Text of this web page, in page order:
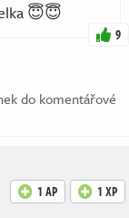
😇😇
9
do komentářové
1 AP 1 XP